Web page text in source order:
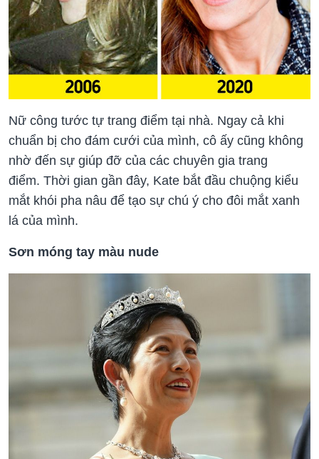
Nữ công tước tự trang điểm tại nhà. Ngay cả khi
chuẩn bị cho đám cưới của mình, cô ấy cũng không
nhờ đến sự giúp đỡ của các chuyên gia trang
điểm. Thời gian gần đây, Kate bắt đầu chuộng kiểu
mắt khói pha nâu để tạo sự chú ý cho đôi mắt xanh
lá của mình.
Sơn móng tay màu nude